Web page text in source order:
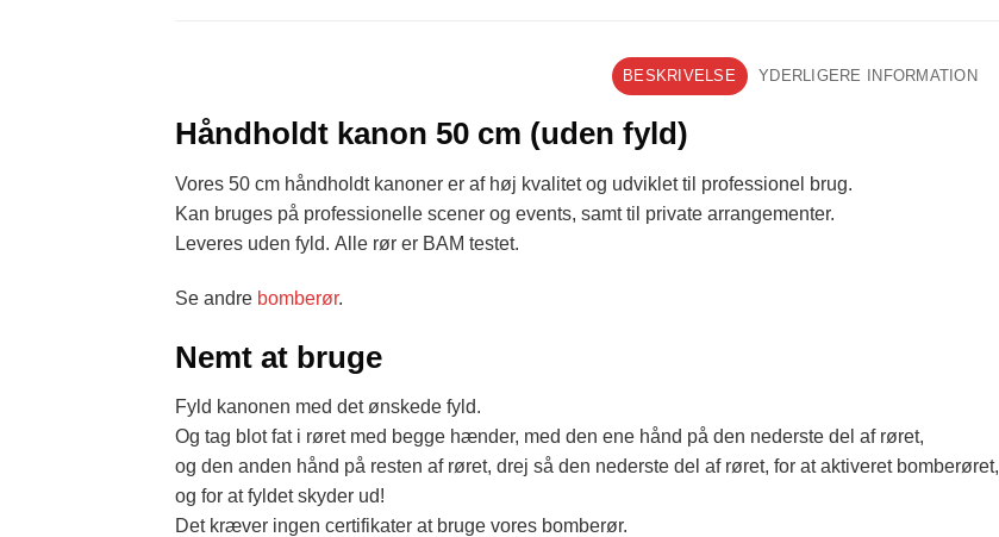
BESKRIVELSE YDERLIGERE INFORMATION
Håndholdt kanon 50 cm (uden fyld)
Vores 50 cm håndholdt kanoner er af høj kvalitet og udviklet til professionel brug.
Kan bruges på professionelle scener og events, samt til private arrangementer.
Leveres uden fyld. Alle rør er BAM testet.
Se andre bomberør.
Nemt at bruge
Fyld kanonen med det ønskede fyld.
Og tag blot fat i røret med begge hænder, med den ene hånd på den nederste del af røret,
og den anden hånd på resten af røret, drej så den nederste del af røret, for at aktiveret bomberøret,
og for at fyldet skyder ud!
Det kræver ingen certifikater at bruge vores bomberør.